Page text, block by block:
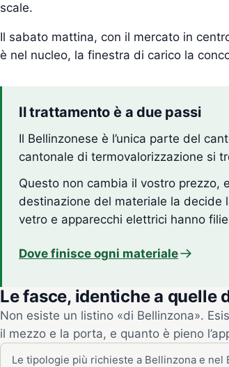
scale.
Il sabato mattina, con il mercato in
è nel nucleo, la finestra di carico la
Il trattamento è a due passi
Il Bellinzonese è l’unica parte del
cantonale di termovalorizzazione si
Questo non cambia il vostro prezzo,
destinazione del materiale la decide
vetro e apparecchi elettrici hanno
Dove finisce ogni materiale
Le fasce, identiche a quelle
Non esiste un listino «di Bellinzona».
il mezzo e la porta, e quanto è pieno
Le tipologie più richieste a Bellinzona e nel